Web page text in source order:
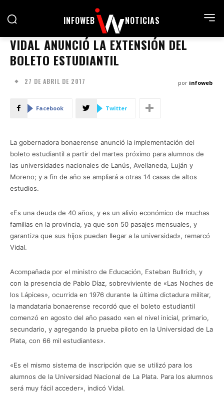
INFOWEB NOTICIAS
VIDAL ANUNCIÓ LA EXTENSIÓN DEL
BOLETO ESTUDIANTIL
27 DE ABRIL DE 2017 por infoweb
Facebook Twitter
La gobernadora bonaerense anunció la implementación del
boleto estudiantil a partir del martes próximo para alumnos de
las universidades nacionales de Lanús, Avellaneda, Luján y
Moreno; y a fin de año se ampliará a otras 14 casas de altos
estudios.
«Es una deuda de 40 años, y es un alivio económico de muchas
familias en la provincia, ya que son 50 pasajes mensuales, y
garantiza que sus hijos puedan llegar a la universidad», remarcó
Vidal.
Acompañada por el ministro de Educación, Esteban Bullrich, y
con la presencia de Pablo Díaz, sobreviviente de «Las Noches de
los Lápices», ocurrida en 1976 durante la última dictadura militar,
la mandataria bonaerense recordó que el boleto estudiantil
comenzó en agosto del año pasado «en el nivel inicial, primario,
secundario, y agregando la prueba piloto en la Universidad de La
Plata, con 66 mil estudiantes».
«Es el mismo sistema de inscripción que se utilizó para los
alumnos de la Universidad Nacional de La Plata. Para los alumnos
será muy fácil acceder», indicó Vidal.